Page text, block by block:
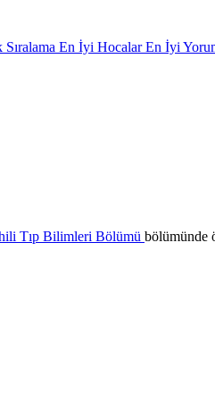
En İyi HocalarEn İyi
Tıp Bilimleri Bölümü bölümünde